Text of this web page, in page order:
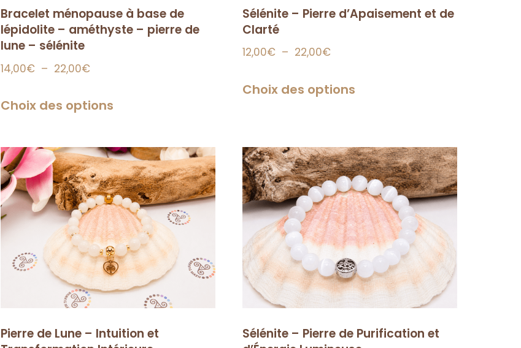
Bracelet ménopause à base de
lépidolite – améthyste – pierre de
lune – sélénite
14,00€ – 22,00€
Choix des options
Sélénite – Pierre d’Apaisement et de
Clarté
12,00€ – 22,00€
Choix des options
Pierre de Lune – Intuition et
Sélénite – Pierre de Purification et